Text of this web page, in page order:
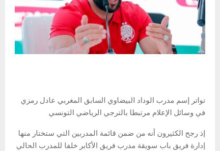
تواتر إسم مدرب الوداد البيضاوي السابق المغربي عادل رمزي
في وسائل الإعلام مرتبطا بالترجي الرياضي التونسي
إذ رجح الكثيرون أنه من ضمن قائمة المدربين التي ستختار منها
إدارة فريق باب سويقة مدرب فريق الأكابر خلفا للمدرب الحالي